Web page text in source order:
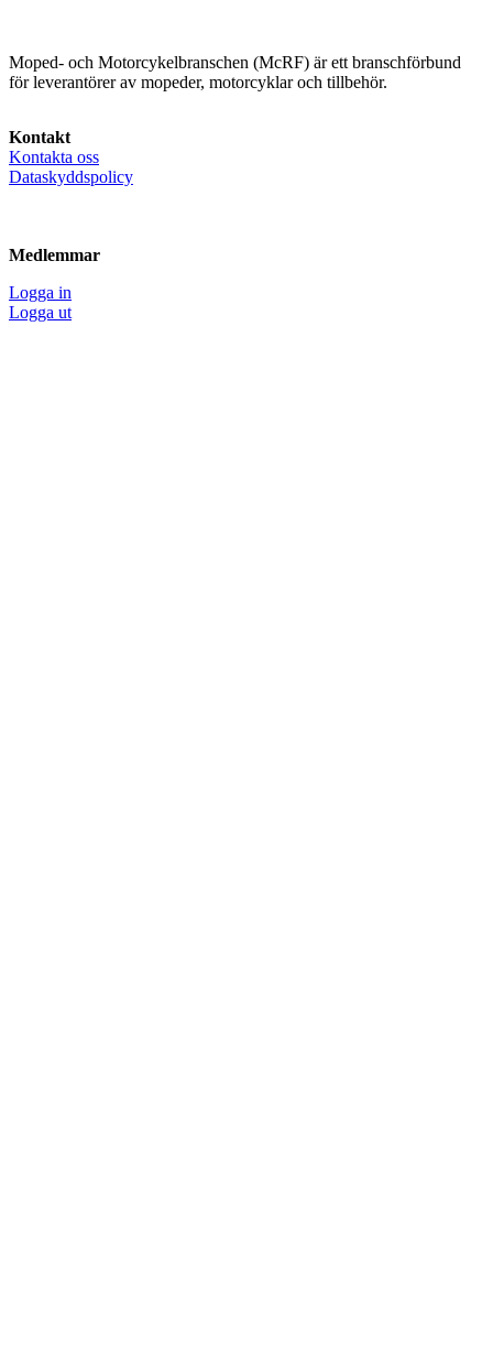
Moped- och Motorcykelbranschen (McRF) är ett branschförbund
för leverantörer av mopeder, motorcyklar och tillbehör.
Kontakt
Kontakta oss
Dataskyddspolicy
Medlemmar
Logga in
Logga ut